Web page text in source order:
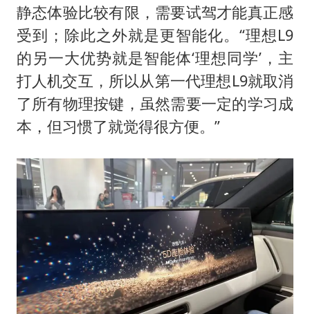
静态体验比较有限，需要试驾才能真正感
受到；除此之外就是更智能化。“理想L9
的另一大优势就是智能体‘理想同学’，主
打人机交互，所以从第一代理想L9就取消
了所有物理按键，虽然需要一定的学习成
本，但习惯了就觉得很方便。”